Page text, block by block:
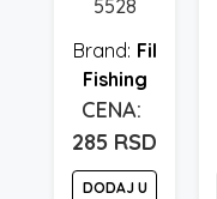
5528
Fil
Fishing
285 RSD
DODAJ U